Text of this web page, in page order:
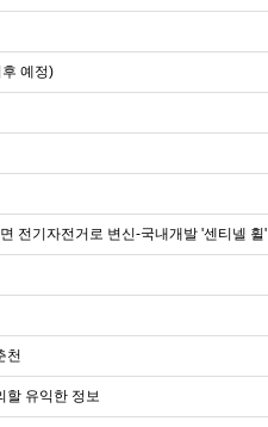
예정)
전기자전거로 변신-국내개발 '센티넬 휠'
천
할 유익한 정보